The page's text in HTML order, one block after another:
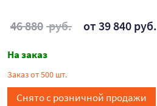
46 880 руб. от 39 840 руб.
На заказ
Заказ от 500 шт.
Снято с розничной продажи